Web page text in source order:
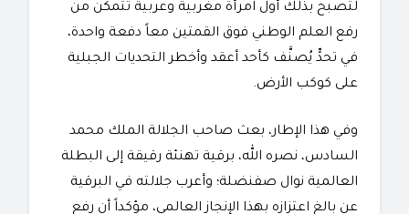
لتصبح بذلك أول امرأة مغربية وعربية تتمكن من
رفع العلم الوطني فوق القمتين معاً دفعة واحدة،
في تحدٍّ يُصنَّف كأحد أعقد وأخطر التحديات الجبلية
على كوكب الأرض.
​وفي هذا الإطار، بعث صاحب الجلالة الملك محمد
السادس، نصره الله، برقية تهنئة رقيقة إلى البطلة
العالمية نوال صفنضلة؛ وأعرب جلالته في البرقية
عن بالغ اعتزازه بهذا الإنجاز العالمي، مؤكداً أن رفع